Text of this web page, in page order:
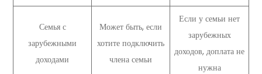
Семья с
зарубежными
доходами
Может быть, если
хотите подключить
члена семьи
Если у семьи нет
зарубежных
доходов, доплата не
нужна